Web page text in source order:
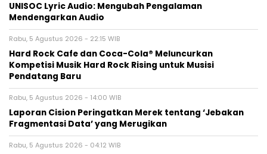
UNISOC Lyric Audio: Mengubah Pengalaman
Mendengarkan Audio
Rabu, 5 Agustus 2026 - 22:15 WIB
Hard Rock Cafe dan Coca-Cola® Meluncurkan
Kompetisi Musik Hard Rock Rising untuk Musisi
Pendatang Baru
Rabu, 5 Agustus 2026 - 14:00 WIB
Laporan Cision Peringatkan Merek tentang ‘Jebakan
Fragmentasi Data’ yang Merugikan
Rabu, 5 Agustus 2026 - 04:12 WIB